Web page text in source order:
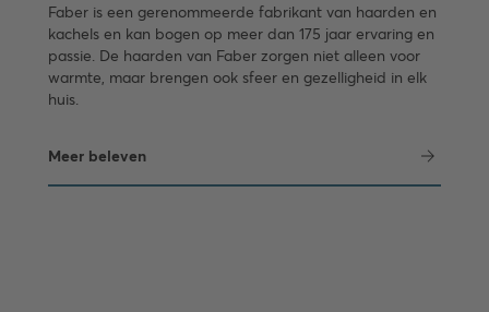
Faber is een gerenommeerde fabrikant van haarden en
kachels en kan bogen op meer dan 175 jaar ervaring en
passie. De haarden van Faber zorgen niet alleen voor
warmte, maar brengen ook sfeer en gezelligheid in elk
huis.
Meer beleven